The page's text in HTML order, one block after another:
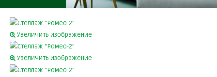
Увеличить изображение
Увеличить изображение